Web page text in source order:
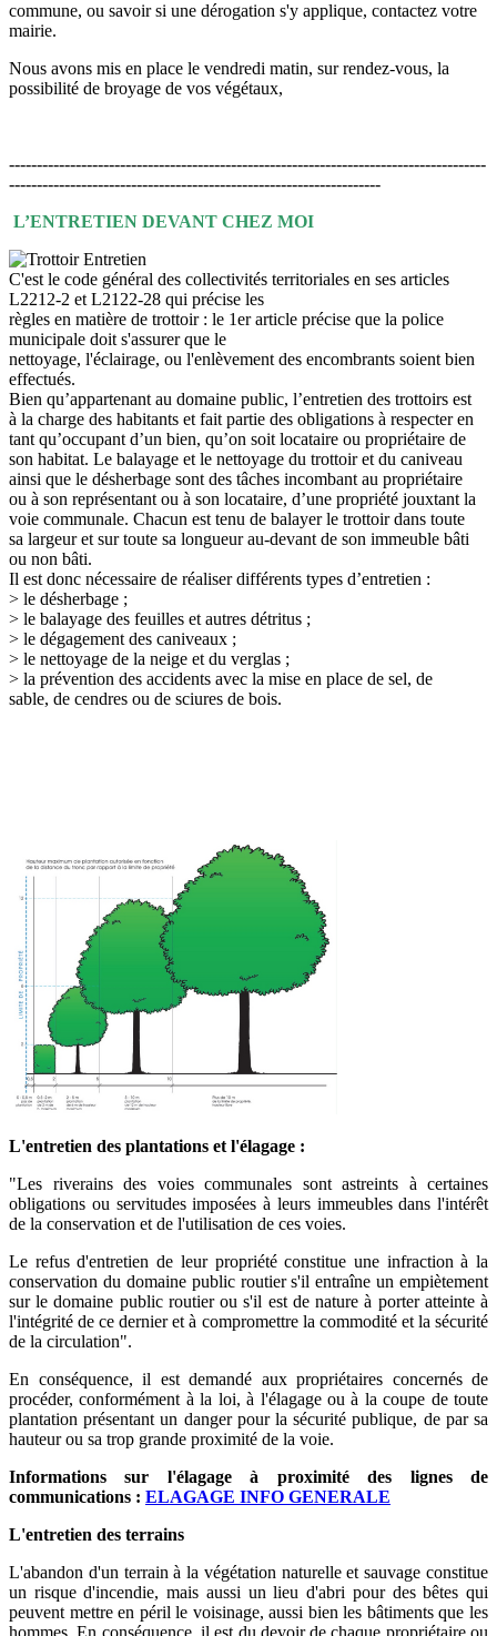
commune, ou savoir si une dérogation s'y applique, contactez votre
mairie.
Nous avons mis en place le vendredi matin, sur rendez-vous, la
possibilité de broyage de vos végétaux,
--------------------------------------------------------------------------------------
-------------------------------------------------------------------
L’ENTRETIEN DEVANT CHEZ MOI
C'est le code général des collectivités territoriales en ses articles
L2212-2 et L2122-28 qui précise les
règles en matière de trottoir : le 1er article précise que la police
municipale doit s'assurer que le
nettoyage, l'éclairage, ou l'enlèvement des encombrants soient bien
effectués.
Bien qu’appartenant au domaine public, l’entretien des trottoirs est
à la charge des habitants et fait partie des obligations à respecter en
tant qu’occupant d’un bien, qu’on soit locataire ou propriétaire de
son habitat. Le balayage et le nettoyage du trottoir et du caniveau
ainsi que le désherbage sont des tâches incombant au propriétaire
ou à son représentant ou à son locataire, d’une propriété jouxtant la
voie communale. Chacun est tenu de balayer le trottoir dans toute
sa largeur et sur toute sa longueur au-devant de son immeuble bâti
ou non bâti.
Il est donc nécessaire de réaliser différents types d’entretien :
> le désherbage ;
> le balayage des feuilles et autres détritus ;
> le dégagement des caniveaux ;
> le nettoyage de la neige et du verglas ;
> la prévention des accidents avec la mise en place de sel, de
sable, de cendres ou de sciures de bois.
L'entretien des plantations et l'élagage :
"Les riverains des voies communales sont astreints à certaines
obligations ou servitudes imposées à leurs immeubles dans l'intérêt
de la conservation et de l'utilisation de ces voies.
Le refus d'entretien de leur propriété constitue une infraction à la
conservation du domaine public routier s'il entraîne un empiètement
sur le domaine public routier ou s'il est de nature à porter atteinte à
l'intégrité de ce dernier et à compromettre la commodité et la sécurité
de la circulation".
En conséquence, il est demandé aux propriétaires concernés de
procéder, conformément à la loi, à l'élagage ou à la coupe de toute
plantation présentant un danger pour la sécurité publique, de par sa
hauteur ou sa trop grande proximité de la voie.
Informations sur l'élagage à proximité des lignes de
communications : ELAGAGE INFO GENERALE
L'entretien des terrains
L'abandon d'un terrain à la végétation naturelle et sauvage constitue
un risque d'incendie, mais aussi un lieu d'abri pour des bêtes qui
peuvent mettre en péril le voisinage, aussi bien les bâtiments que les
hommes. En conséquence, il est du devoir de chaque propriétaire ou